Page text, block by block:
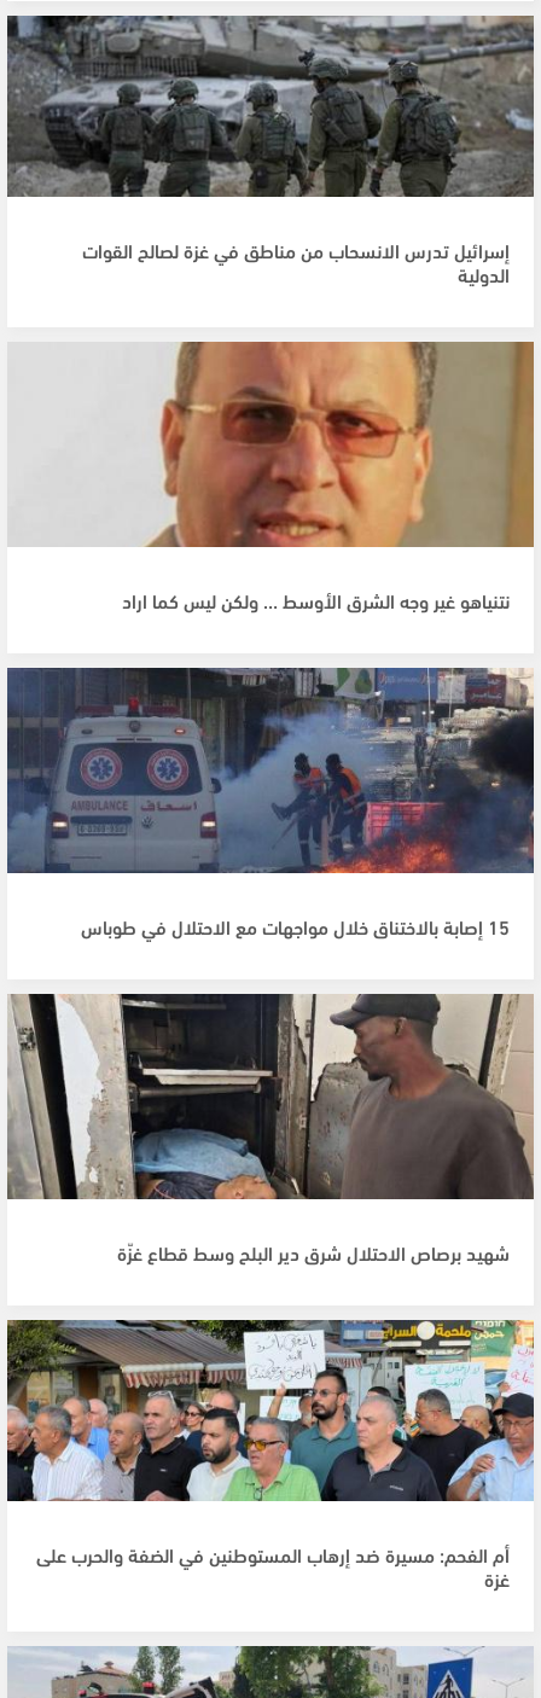
إسرائيل تدرس الانسحاب من مناطق في غزة لصالح القوات
الدولية
نتنياهو غير وجه الشرق الأوسط … ولكن ليس كما اراد
15 إصابة بالاختناق خلال مواجهات مع الاحتلال في طوباس
شهيد برصاص الاحتلال شرق دير البلح وسط قطاع غزّة
أم الفحم: مسيرة ضد إرهاب المستوطنين في الضفة والحرب على
غزة